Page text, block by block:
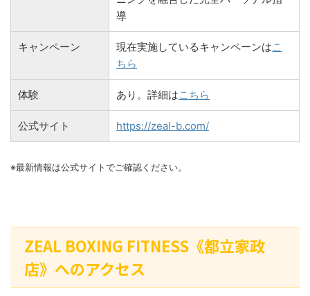
導
キャンペーン 現在実施しているキャンペーンはこ
ちら
体験 あり。詳細はこちら
公式サイト https://zeal-b.com/
※最新情報は公式サイトでご確認ください。
ZEAL BOXING FITNESS《都立家政
店》へのアクセス